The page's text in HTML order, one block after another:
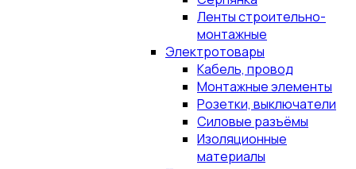
Ленты строительно-
монтажные
Электротовары
Кабель, провод
Монтажные элементы
Розетки, выключатели
Силовые разъёмы
Изоляционные
материалы